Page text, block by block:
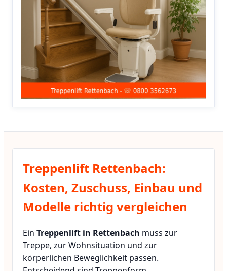
Treppenlift Rettenbach:
Kosten, Zuschuss, Einbau und
Modelle richtig vergleichen
Ein Treppenlift in Rettenbach muss zur
Treppe, zur Wohnsituation und zur
körperlichen Beweglichkeit passen.